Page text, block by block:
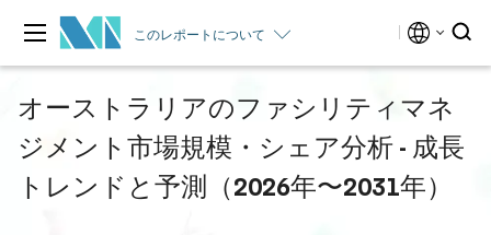
このレポートについて
オーストラリアのファシリティマネ
ジメント市場規模・シェア分析 - 成長
トレンドと予測（2026年〜2031年）